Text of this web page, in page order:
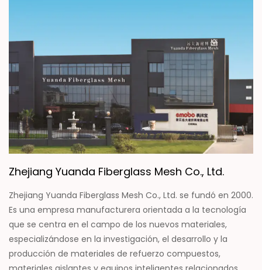
Zhejiang Yuanda Fiberglass Mesh Co., Ltd.
Zhejiang Yuanda Fiberglass Mesh Co., Ltd. se fundó en 2000.
Es una empresa manufacturera orientada a la tecnología
que se centra en el campo de los nuevos materiales,
especializándose en la investigación, el desarrollo y la
producción de materiales de refuerzo compuestos,